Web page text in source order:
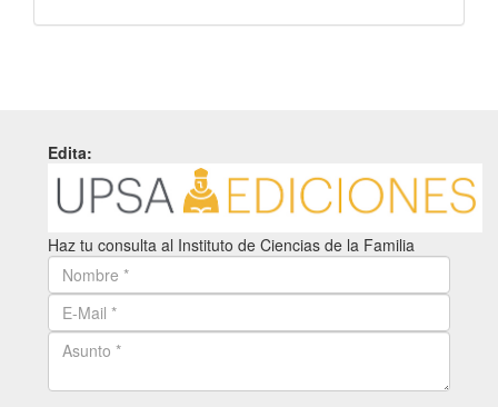
Edita:
Haz tu consulta al Instituto de Ciencias de la Familia